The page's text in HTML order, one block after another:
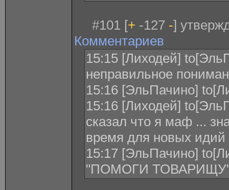
#101 [+ -127 -]
Комментариев
15:15 [Лиходей]
неправильное
15:16 [ЭльПачино]
15:16 [Лиходей]
сказал что я маф ...
время для новых
15:17 [ЭльПачино]
"ПОМОГИ